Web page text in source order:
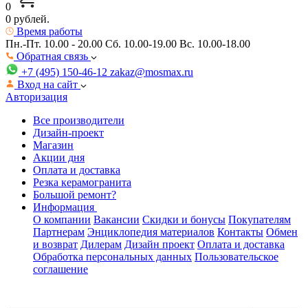
0
0 рублей.
Время работы
Пн.-Пт. 10.00 - 20.00 Сб. 10.00-19.00 Вс. 10.00-18.00
Обратная связь
+7 (495) 150-46-12 zakaz@mosmax.ru
Вход на сайт
Авторизация
Все производители
Дизайн-проект
Магазин
Акции дня
Оплата и доставка
Резка керамогранита
Большой ремонт?
Информация
О компании Вакансии Скидки и бонусы Покупателям
Партнерам Энциклопедия материалов Контакты Обмен
и возврат Дилерам Дизайн проект Оплата и доставка
Обработка персональных данных Пользовательское
соглашение